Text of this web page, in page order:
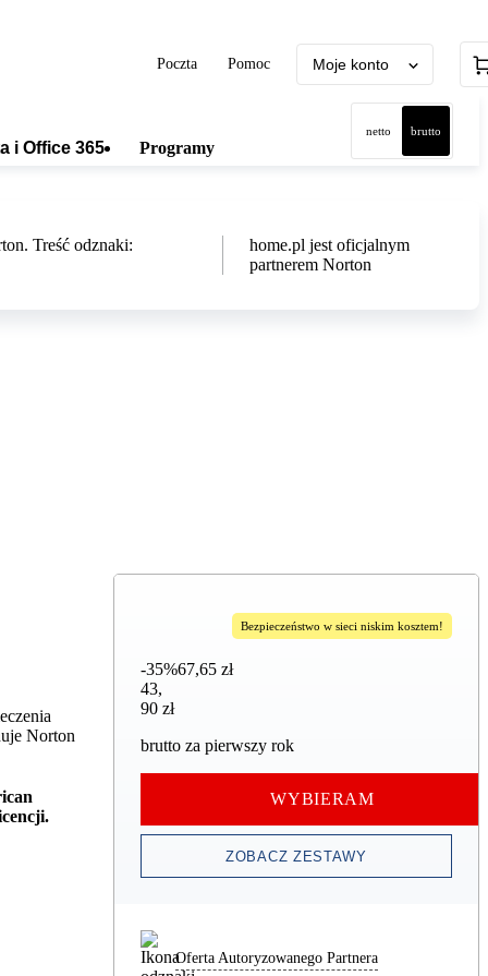
Poczta Pomoc Moje konto
i Office 365 Programy
netto brutto
home.pl jest oficjalnym
partnerem Norton
Norton
Bezpieczeństwo w sieci niskim kosztem!
-35%67,65 zł
43,90 zł
43,
90 zł
brutto za pierwszy rok
WYBIERAM
ZOBACZ ZESTAWY
Oferta Autoryzowanego Partnera